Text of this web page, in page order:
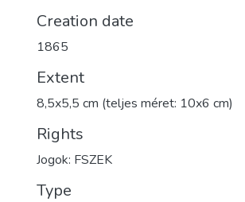
Creation date
1865
Extent
8,5x5,5 cm (teljes méret: 10x6 cm)
Rights
Jogok: FSZEK
Type